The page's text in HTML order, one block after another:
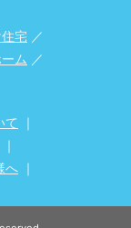
宅 ／
ム ／
て
｜
｜
へ ｜